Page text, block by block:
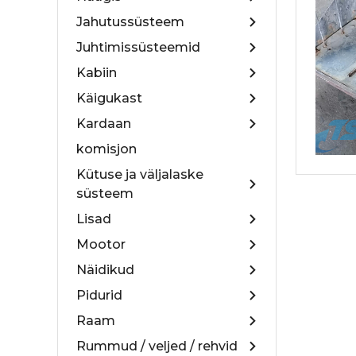
Jahutussüsteem
Juhtimissüsteemid
Kabiin
Käigukast
Kardaan
komisjon
Kütuse ja väljalaske
süsteem
Lisad
Mootor
Näidikud
Pidurid
Raam
Rummud / veljed / rehvid